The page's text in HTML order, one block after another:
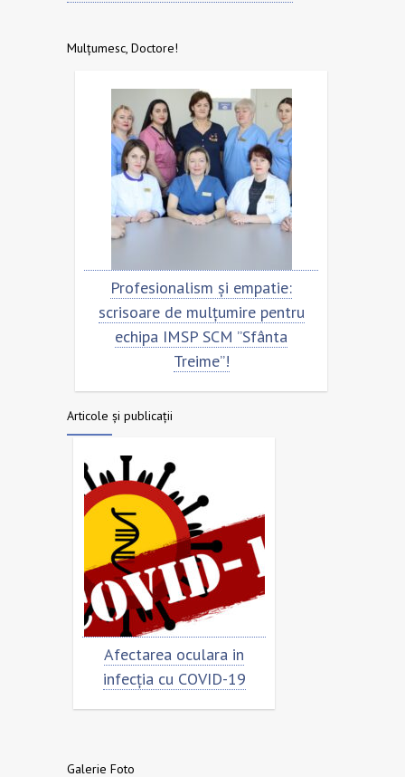
Mulțumesc, Doctore!
Profesionalism și empatie:
scrisoare de mulțumire pentru
echipa IMSP SCM ”Sfânta
Scrisoare de
echipa SCM
Articole și publicații
Afectarea oculara in
infecția cu COVID-19
Galerie Foto